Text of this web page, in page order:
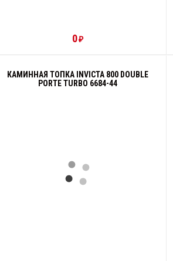
0₽
КАМИННАЯ ТОПКА INVICTA 800 DOUBLE
PORTE TURBO 6684-44